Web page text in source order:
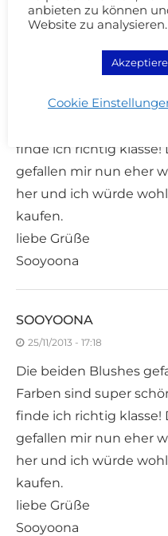
Die beiden Blushes
finde ich richtig klasse!
gefallen mir nun eher
her und ich würde
kaufen.
liebe Grüße
Sooyoona
SOOYOONA
25/11/2013 - 17:18
Die beiden Blushes
Farben sind super
finde ich richtig klasse!
gefallen mir nun eher
her und ich würde
kaufen.
liebe Grüße
Sooyoona
anbieten zu können
Website zu analysieren.
Cookie